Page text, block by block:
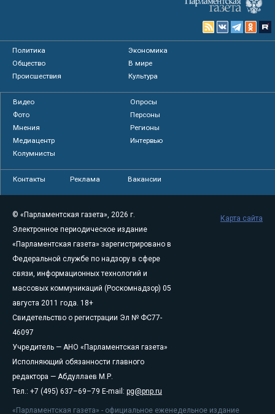
Политика
Экономика
Общество
В мире
Происшествия
Культура
Видео
Опросы
Фото
Персоны
Мнения
Регионы
Медиацентр
Интервью
Колумнисты
Контакты Реклама Вакансии
© «Парламентская газета», 2026 г.
Электронное периодическое издание
«Парламентская газета» зарегистрировано в
Федеральной службе по надзору в сфере
связи, информационных технологий и
массовых коммуникаций (Роскомнадзор) 05
августа 2011 года. 18+
Свидетельство о регистрации Эл № ФС77-
46097
Учредитель — АНО «Парламентская газета»
Исполняющий обязанности главного
редактора — Абдуллаев М.Р.
Тел.: +7 (495) 637–69–79 E-mail: pg@pnp.ru
«Парламентская газета» - официальное еженедельное издание
Карта сайта